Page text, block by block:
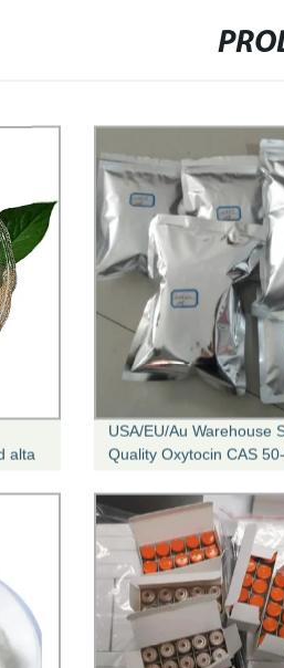
alta
USA/EU/Au Warehouse
Quality Oxytocin CAS
ossitocina/noritocine